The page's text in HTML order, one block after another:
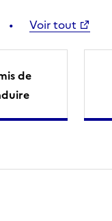
Voir tout
de